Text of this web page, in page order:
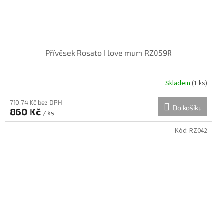
Přívěsek Rosato I love mum RZ059R
Skladem (1 ks)
710,74 Kč bez DPH
860 Kč / ks
Do košíku
Kód: RZ042